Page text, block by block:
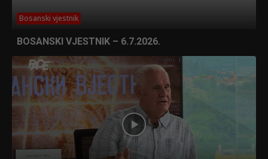
Bosanski vjestnik
BOSANSKI VJESTNIK – 6.7.2026.